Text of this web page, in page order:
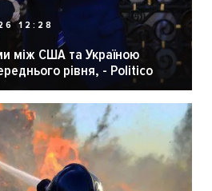
12:28
між США та Україною
рівня, - Politico